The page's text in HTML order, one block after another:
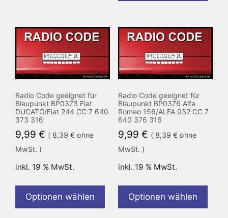
Radio Code geeignet für
Blaupunkt BP0373 Fiat
DUCATO/Fiat 244 CC 7 640
373 316
9,99 € ( 8,39 € ohne
MwSt. )
inkl. 19 % MwSt.
Optionen wählen
Radio Code geeignet für
Blaupunkt BP0376 Alfa
Romeo 156/ALFA 932 CC 7
640 376 316
9,99 € ( 8,39 €ohne
MwSt. )
inkl. 19 % MwSt.
Optionen wählen